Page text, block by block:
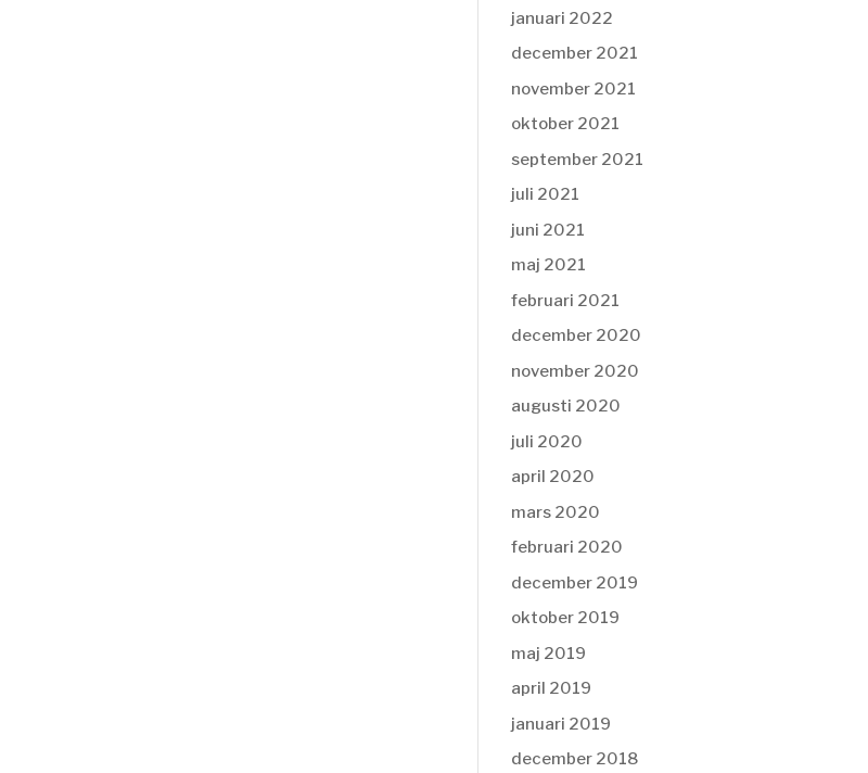
januari 2022
december 2021
november 2021
oktober 2021
september 2021
juli 2021
juni 2021
maj 2021
februari 2021
december 2020
november 2020
augusti 2020
juli 2020
april 2020
mars 2020
februari 2020
december 2019
oktober 2019
maj 2019
april 2019
januari 2019
december 2018